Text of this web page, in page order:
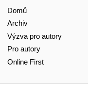
Domů
Archiv
Výzva pro autory
Pro autory
Online First